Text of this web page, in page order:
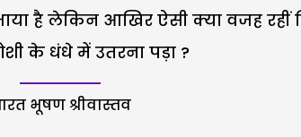
है लेकिन आखिर ऐसी क्या वजह रहीं
के धंधे में उतरना पड़ा ?
भूषण श्रीवास्तव